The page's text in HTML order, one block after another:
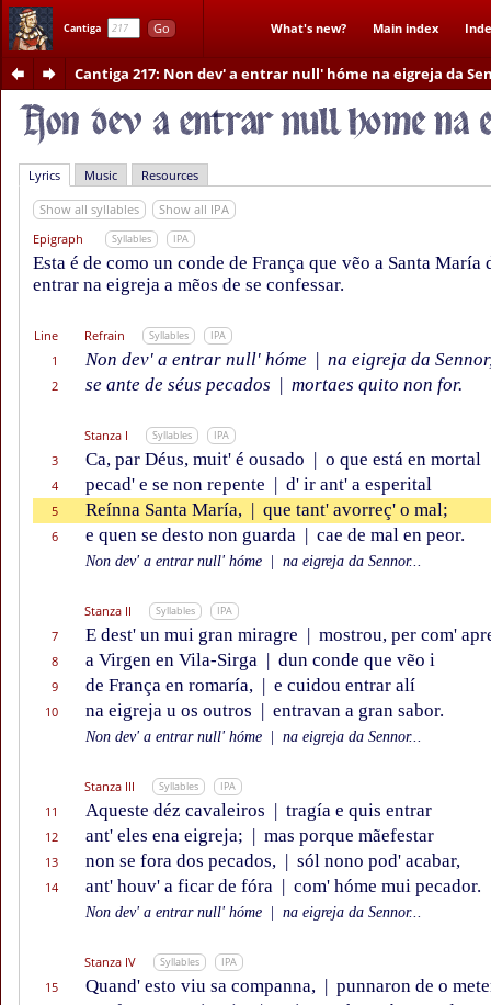
Cantiga Go What's new? Main index
Cantiga 217: Non dev' a entrar null' hóme na eigreja da
Lyrics Music Resources
Show all syllables
Show all IPA
Epigraph
Syllables IPA
Esta é de como un conde de França que vẽo a Santa
entrar na eigreja a mẽos de se confessar.
Line Refrain Syllables IPA
1 Non dev' a entrar null' hóme | na eigreja da
2 se ante de séus pecados | mortaes quito non for.
Stanza I Syllables IPA
3 Ca, par Déus, muit' é ousado | o que está en mortal
4 pecad' e se non repente | d' ir ant' a esperital
5 Reínna Santa María, | que tant' avorreç' o mal;
6 e quen se desto non guarda | cae de mal en peor.
Non dev' a entrar null' hóme na eigreja da Sennor...
Stanza II Syllables IPA
7 E dest' un mui gran miragre | mostrou, per com'
8 a Virgen en Vila-Sirga | dun conde que vẽo i
9 de França en romaría, | e cuidou entrar alí
10 na eigreja u os outros | entravan a gran sabor.
Non dev' a entrar null' hóme na eigreja da Sennor...
Stanza III Syllables IPA
11 Aqueste déz cavaleiros | tragía e quis entrar
12 ant' eles ena eigreja; | mas porque mãefestar
13 non se fora dos pecados, | sól nono pod' acabar,
14 ant' houv' a ficar de fóra | com' hóme mui pecador.
Non dev' a entrar null' hóme na eigreja da Sennor...
Stanza IV Syllables IPA
15 Quand' esto viu sa companna, | punnaron de o